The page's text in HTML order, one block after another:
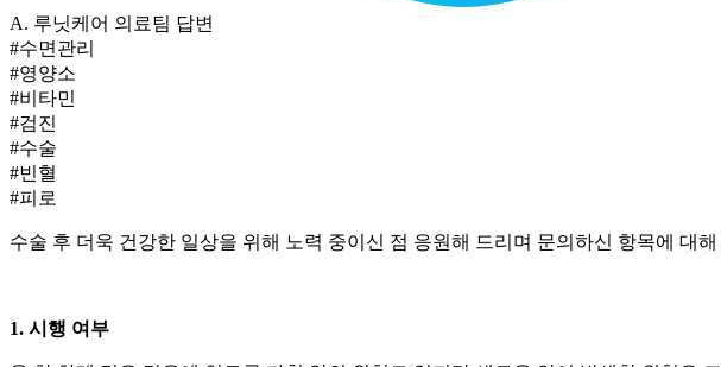
A. 루닛케어 의료팀 답변
#수면관리
#영양소
#비타민
#검진
#수술
#빈혈
#피로
수술 후 더욱 건강한 일상을 위해 노력 중이신 점 응원해 드리며 문의하신 항목에 대
1. 시행 여부